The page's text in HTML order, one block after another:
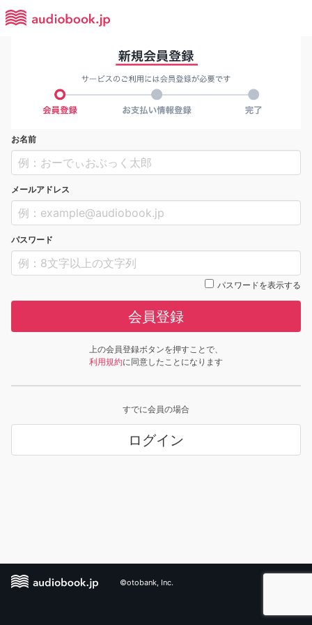
お名前
メールアドレス
パスワード
パスワードを表示する
会員登録
上の会員登録ボタンを押すことで、
利用規約に同意したことになります
すでに会員の場合
ログイン
©otobank, Inc.